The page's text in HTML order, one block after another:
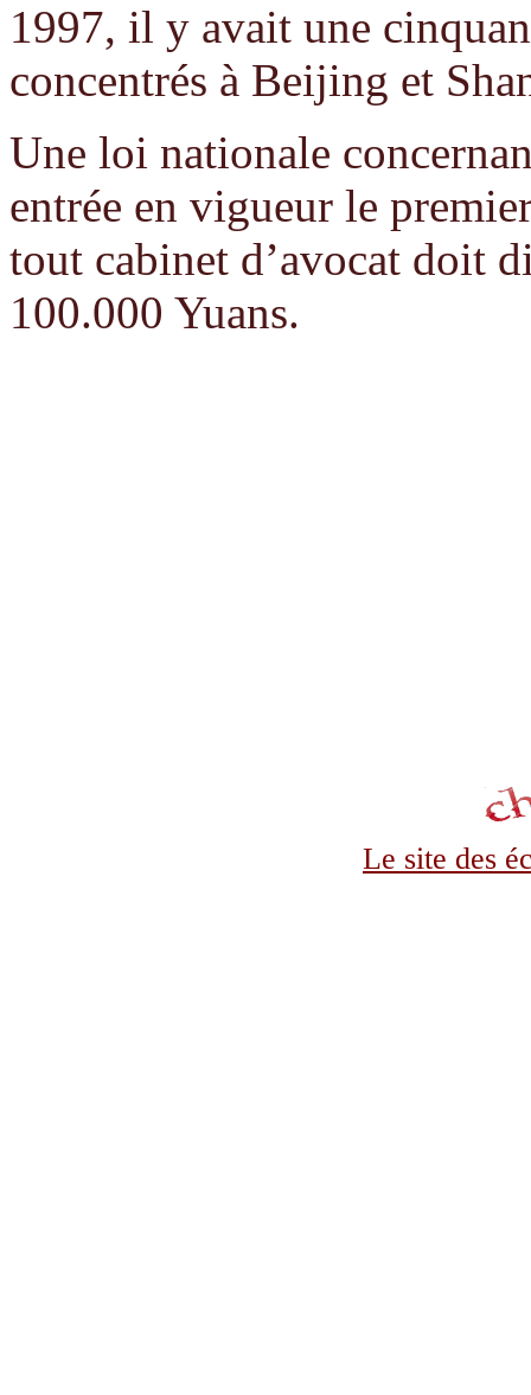
1997, il y avait une
concentrés à Beijing et
Une loi nationale
entrée en vigueur le
tout cabinet d’avocat doit
100.000 Yuans.
Le site des